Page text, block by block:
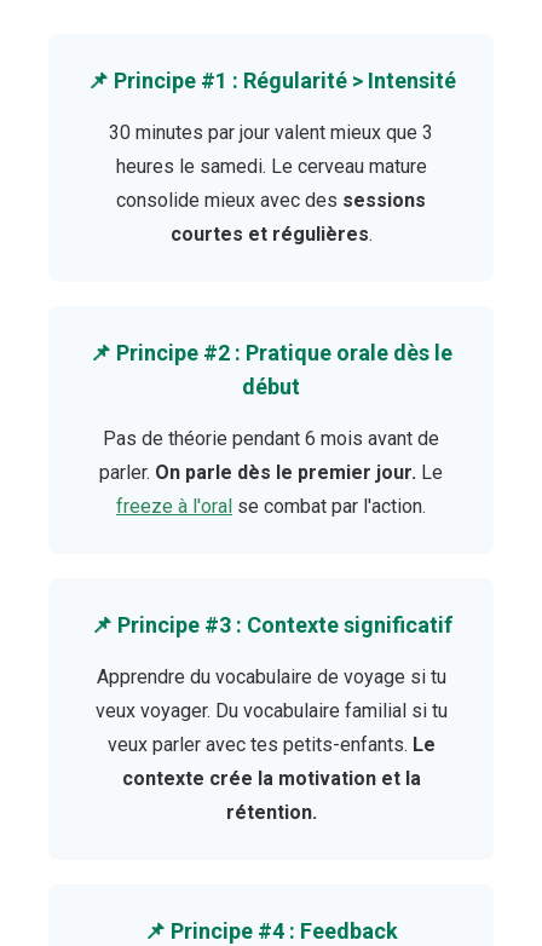
📌 Principe #1 : Régularité > Intensité
30 minutes par jour valent mieux que 3
heures le samedi. Le cerveau mature
consolide mieux avec des sessions
courtes et régulières.
📌 Principe #2 : Pratique orale dès le
début
Pas de théorie pendant 6 mois avant de
parler. On parle dès le premier jour. Le
freeze à l'oral se combat par l'action.
📌 Principe #3 : Contexte significatif
Apprendre du vocabulaire de voyage si tu
veux voyager. Du vocabulaire familial si tu
veux parler avec tes petits-enfants. Le
contexte crée la motivation et la
rétention.
📌 Principe #4 : Feedback